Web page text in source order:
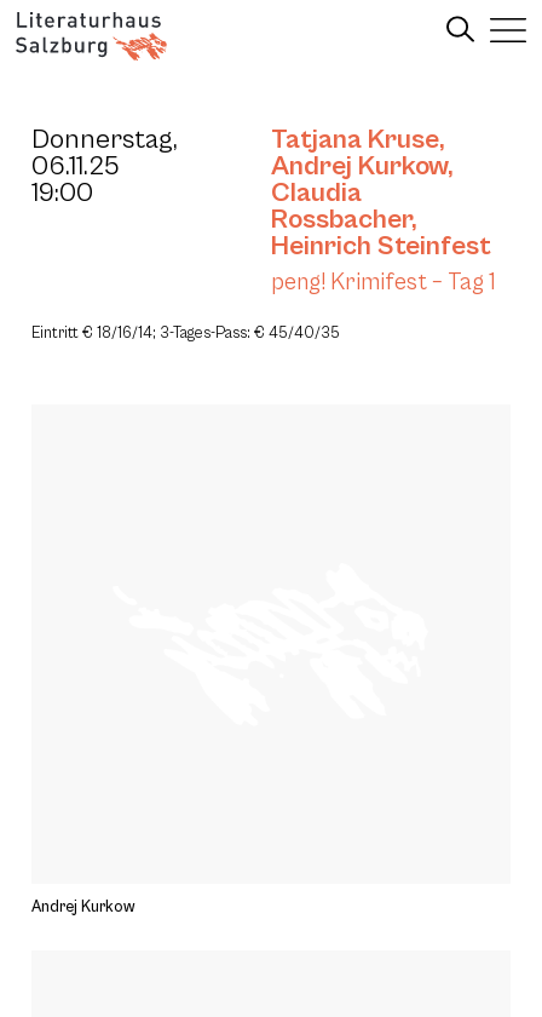
Donnerstag,
06.11.25
19:00
Tatjana Kruse,
Andrej Kurkow,
Claudia
Rossbacher,
Heinrich Steinfest
peng! Krimifest – Tag 1
Eintritt € 18/16/14; 3-Tages-Pass: € 45/40/35
Andrej Kurkow